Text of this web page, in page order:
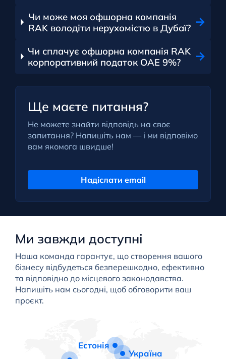
Чи може моя офшорна компанія
RAK володіти нерухомістю в Дубаї?
Чи сплачує офшорна компанія RAK
корпоративний податок ОАЕ 9%?
Ще маєте питання?
Не можете знайти відповідь на своє
запитання? Напишіть нам — і ми відповімо
вам якомога швидше!
Надіслати email
Ми завжди доступні
Наша команда гарантує, що створення вашого
бізнесу відбудеться безперешкодно, ефективно
та відповідно до місцевого законодавства.
Напишіть нам сьогодні, щоб обговорити ваш
проєкт.
Естонія
Україна